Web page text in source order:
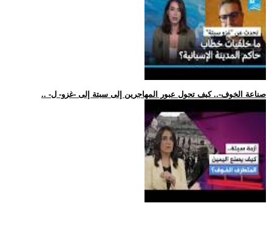
.. -صناعة الخوف-.. كيف تحول عبور المهاجرين إلى سبتة إلى -غزو- ل